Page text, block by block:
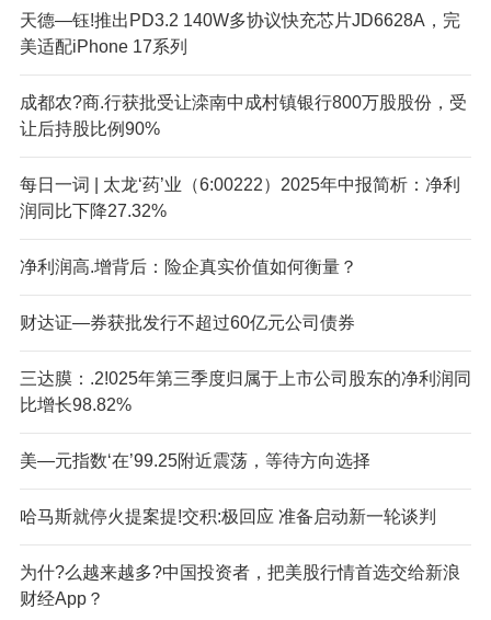
天德—钰!推出PD3.2 140W多协议快充芯片JD6628A，完
美适配iPhone 17系列
成都农?商.行获批受让滦南中成村镇银行800万股股份，受
让后持股比例90%
每日一词 | 太龙‘药’业（6:00222）2025年中报简析：净利
润同比下降27.32%
净利润高.增背后：险企真实价值如何衡量？
财达证—券获批发行不超过60亿元公司债券
三达膜：.2!025年第三季度归属于上市公司股东的净利润同
比增长98.82%
美—元指数‘在’99.25附近震荡，等待方向选择
哈马斯就停火提案提!交积:极回应 准备启动新一轮谈判
为什?么越来越多?中国投资者，把美股行情首选交给新浪
财经App？